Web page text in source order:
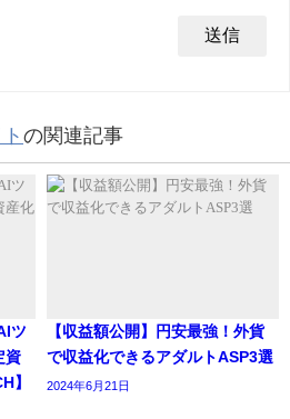
の関連記事
ツ
資
】
【収益額公開】円安最強！外貨
で収益化できるアダルトASP3選
2024年6月21日